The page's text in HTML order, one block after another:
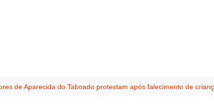
de Aparecida do Taboado protestam após falecimento de